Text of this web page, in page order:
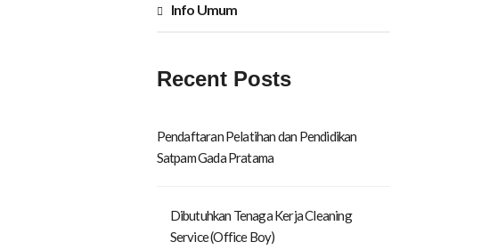
Info Umum
Recent Posts
Pendaftaran Pelatihan dan Pendidikan
Satpam Gada Pratama
Dibutuhkan Tenaga Kerja Cleaning
Service (Office Boy)